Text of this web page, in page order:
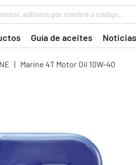
aditivos por nombre o código...
Guía de aceites Noticias
| Marine 4T Motor Oil 10W-40